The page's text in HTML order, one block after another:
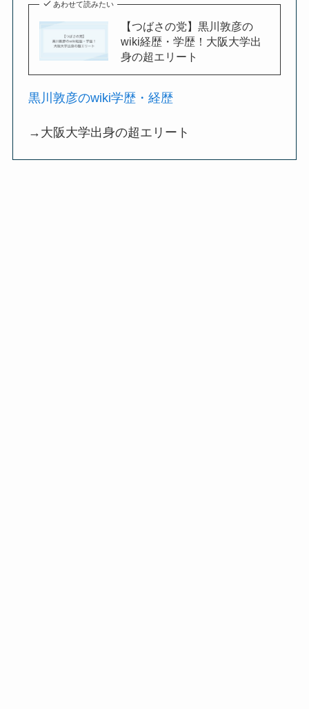
あわせて読みたい
【つばさの党】黒川敦彦の
wiki経歴・学歴！大阪大学出
身の超エリート
黒川敦彦のwiki学歴・経歴
→大阪大学出身の超エリート